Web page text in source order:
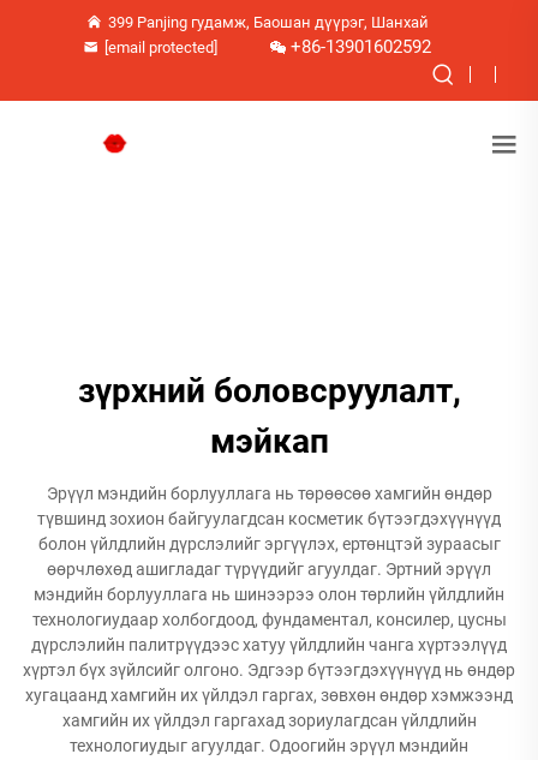
399 Panjing гудамж, Баошан дүүрэг, Шанхай
[email protected]
+86-13901602592
зүрхний боловсруулалт,
мэйкап
Эрүүл мэндийн борлууллага нь төрөөсөө хамгийн өндөр
түвшинд зохион байгуулагдсан косметик бүтээгдэхүүнүүд
болон үйлдлийн дүрслэлийг эргүүлэх, ертөнцтэй зураасыг
өөрчлөхөд ашигладаг түрүүдийг агуулдаг. Эртний эрүүл
мэндийн борлууллага нь шинээрээ олон төрлийн үйлдлийн
технологиудаар холбогдоод, фундаментал, консилер, цусны
дүрслэлийн палитрүүдээс хатуу үйлдлийн чанга хүртээлүүд
хүртэл бүх зүйлсийг олгоно. Эдгээр бүтээгдэхүүнүүд нь өндөр
хугацаанд хамгийн их үйлдэл гаргах, зөвхөн өндөр хэмжээнд
хамгийн их үйлдэл гаргахад зориулагдсан үйлдлийн
технологиудыг агуулдаг. Одоогийн эрүүл мэндийн